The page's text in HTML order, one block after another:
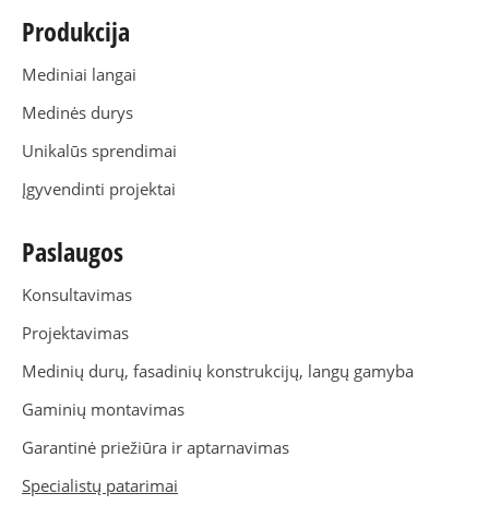
Produkcija
Mediniai langai
Medinės durys
Unikalūs sprendimai
Įgyvendinti projektai
Paslaugos
Konsultavimas
Projektavimas
Medinių durų, fasadinių konstrukcijų, langų gamyba
Gaminių montavimas
Garantinė priežiūra ir aptarnavimas
Specialistų patarimai